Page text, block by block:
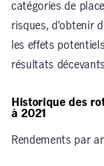
catégories de
risques, d’obtenir
les effets
résultats
Historique des
à 2021
Rendements par